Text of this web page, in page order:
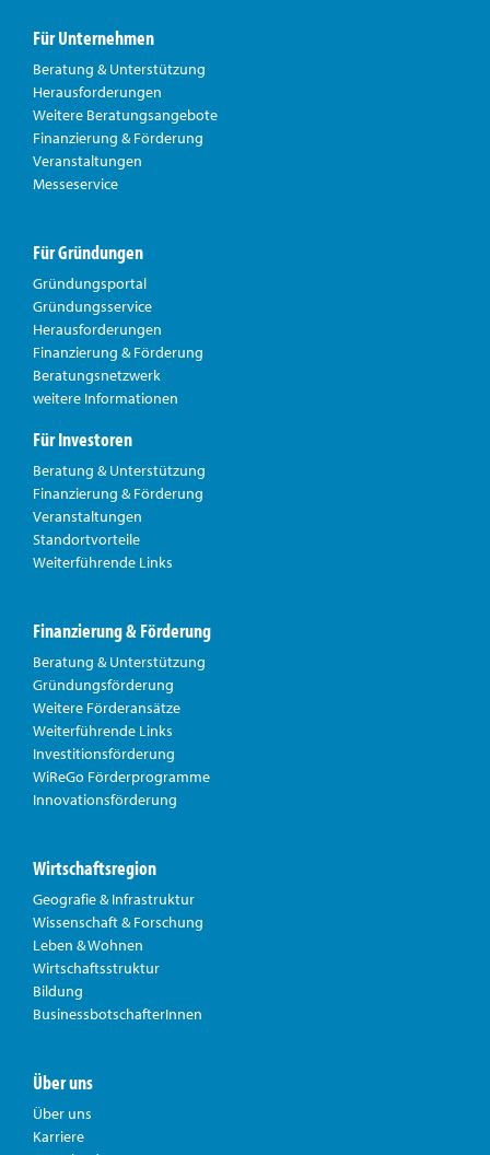
Für Unternehmen
Beratung & Unterstützung
Herausforderungen
Weitere Beratungsangebote
Finanzierung & Förderung
Veranstaltungen
Messeservice
Für Gründungen
Gründungsportal
Gründungsservice
Herausforderungen
Finanzierung & Förderung
Beratungsnetzwerk
weitere Informationen
Für Investoren
Beratung & Unterstützung
Finanzierung & Förderung
Veranstaltungen
Standortvorteile
Weiterführende Links
Finanzierung & Förderung
Beratung & Unterstützung
Gründungsförderung
Weitere Förderansätze
Weiterführende Links
Investitionsförderung
WiReGo Förderprogramme
Innovationsförderung
Wirtschaftsregion
Geografie & Infrastruktur
Wissenschaft & Forschung
Leben & Wohnen
Wirtschaftsstruktur
Bildung
BusinessbotschafterInnen
Über uns
Über uns
Karriere